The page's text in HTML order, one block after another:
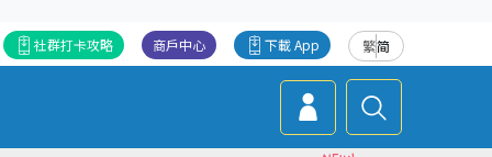
繁简
下載 App
商戶中心
社群打卡攻略